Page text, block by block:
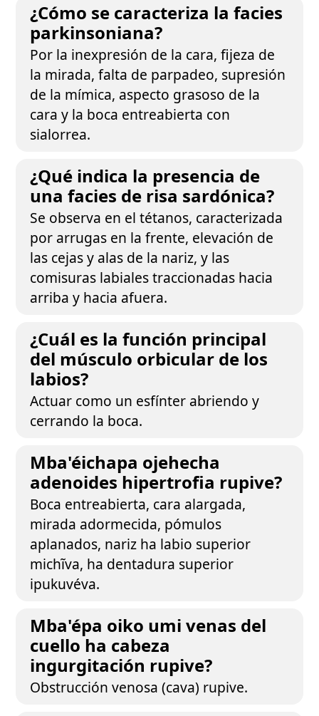
¿Cómo se caracteriza la facies
parkinsoniana?
Por la inexpresión de la cara, fijeza de
la mirada, falta de parpadeo, supresión
de la mímica, aspecto grasoso de la
cara y la boca entreabierta con
sialorrea.
¿Qué indica la presencia de
una facies de risa sardónica?
Se observa en el tétanos, caracterizada
por arrugas en la frente, elevación de
las cejas y alas de la nariz, y las
comisuras labiales traccionadas hacia
arriba y hacia afuera.
¿Cuál es la función principal
del músculo orbicular de los
labios?
Actuar como un esfínter abriendo y
cerrando la boca.
Mba'éichapa ojehecha
adenoides hipertrofia rupive?
Boca entreabierta, cara alargada,
mirada adormecida, pómulos
aplanados, nariz ha labio superior
michĩva, ha dentadura superior
ipukuvéva.
Mba'épa oiko umi venas del
cuello ha cabeza
ingurgitación rupive?
Obstrucción venosa (cava) rupive.